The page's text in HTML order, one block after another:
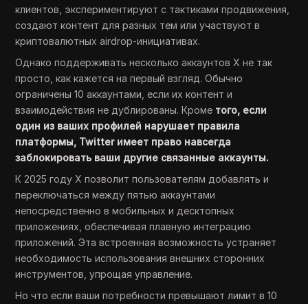
клиентов, экспериментируют с тактиками продвижения,
создают контент для разных тем или участвуют в
криптовалютных airdrop-инициативах.
Однако поддерживать несколько аккаунтов X не так
просто, как кажется на первый взгляд. Обычно
ограничены 10 аккаунтами, если их контент и
взаимодействия не дублированы. Кроме того, если
один из ваших профилей нарушает правила
платформы, Twitter имеет право навсегда
заблокировать ваши другие связанные аккаунты.
К 2025 году X позволит пользователям добавлять и
переключаться между пятью аккаунтами
непосредственно в мобильных и десктопных
приложениях, обеспечивая плавную интеграцию
приложений. Эта встроенная возможность устраняет
необходимость использования внешних сторонних
инструментов, упрощая управление.
Но что если ваши потребности превышают лимит в 10